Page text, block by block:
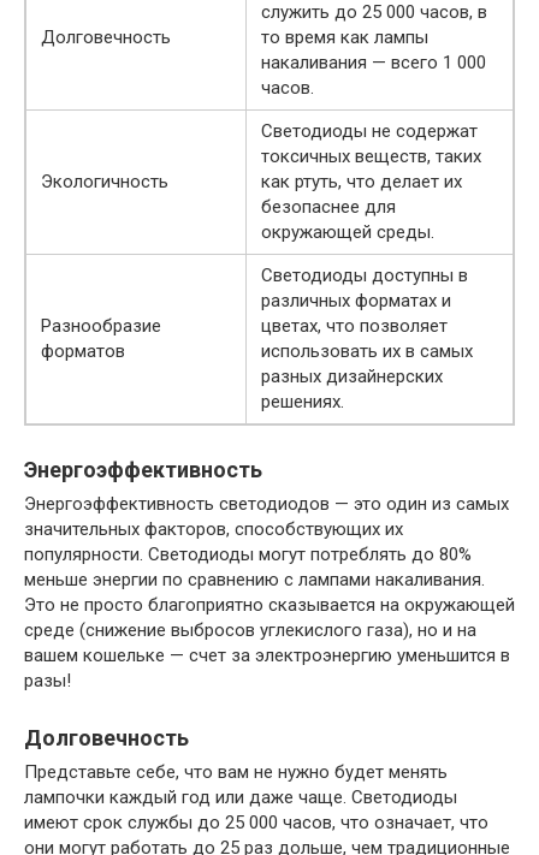
Долговечность
служить до 25 000 часов, в
то время как лампы
накаливания — всего 1 000
часов.
Экологичность
Светодиоды не содержат
токсичных веществ, таких
как ртуть, что делает их
безопаснее для
окружающей среды.
Разнообразие
форматов
Светодиоды доступны в
различных форматах и
цветах, что позволяет
использовать их в самых
разных дизайнерских
решениях.
Энергоэффективность
Энергоэффективность светодиодов — это один из самых
значительных факторов, способствующих их
популярности. Светодиоды могут потреблять до 80%
меньше энергии по сравнению с лампами накаливания.
Это не просто благоприятно сказывается на окружающей
среде (снижение выбросов углекислого газа), но и на
вашем кошельке — счет за электроэнергию уменьшится в
разы!
Долговечность
Представьте себе, что вам не нужно будет менять
лампочки каждый год или даже чаще. Светодиоды
имеют срок службы до 25 000 часов, что означает, что
они могут работать до 25 раз дольше, чем традиционные